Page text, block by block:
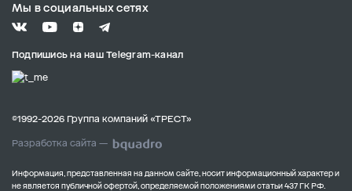
Мы в социальных сетях
Подпишись на наш Telegram-канал
©1992-2026 Группа компаний «ТРЕСТ»
Разработка сайта —
Информация, представленная на данном сайте, носит информационный характер и
не является публичной офертой, определяемой положениями статьи 437 ГК РФ.